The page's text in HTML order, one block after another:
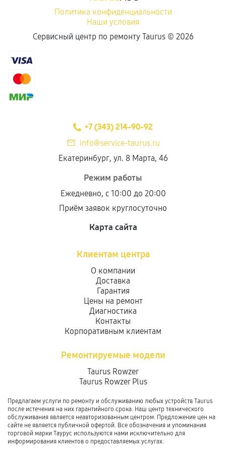
Политика конфиденциальности
Наши условия
Сервисный центр по ремонту Taurus © 2026
+7 (343) 214-90-92
info@service-taurus.ru
Екатеринбург, ул. 8 Марта, 46
Режим работы
Ежедневно, с 10:00 до 20:00
Приём заявок круглосуточно
Карта сайта
Клиентам центра
О компании
Доставка
Гарантия
Цены на ремонт
Диагностика
Контакты
Корпоративным клиентам
Ремонтируемые модели
Taurus Rowzer
Taurus Rowzer Plus
Предлагаем услуги по ремонту и обслуживанию любых устройств Taurus
после истечения на них гарантийного срока. Наш центр технического
обслуживания является неавторизованным центром. Предложение цен на
сайте не является публичной офертой. Все обозначения и упоминания
торговой марки Таурус используются нами исключительно для
информирования клиентов о предоставляемых услугах.